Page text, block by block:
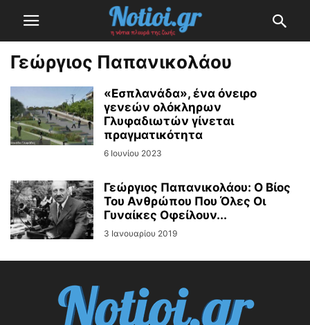
Γεώργιος Παπανικολάου
«Εσπλανάδα», ένα όνειρο
γενεών ολόκληρων
Γλυφαδιωτών γίνεται
πραγματικότητα
6 Ιουνίου 2023
Γεώργιος Παπανικολάου: Ο Βίος
Του Ανθρώπου Που Όλες Οι
Γυναίκες Οφείλουν...
3 Ιανουαρίου 2019